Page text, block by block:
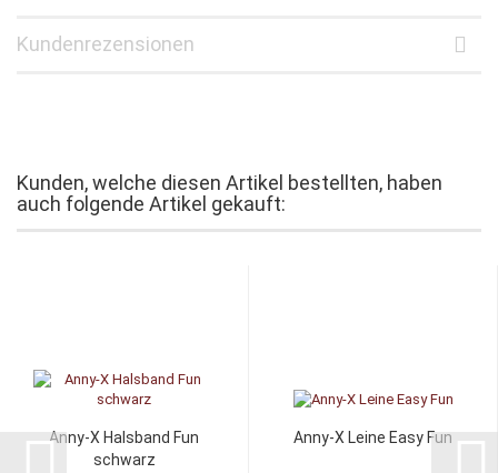
Kundenrezensionen
Kunden, welche diesen Artikel bestellten, haben
auch folgende Artikel gekauft:
Anny-X Halsband Fun
schwarz
Anny-X Leine Easy Fun